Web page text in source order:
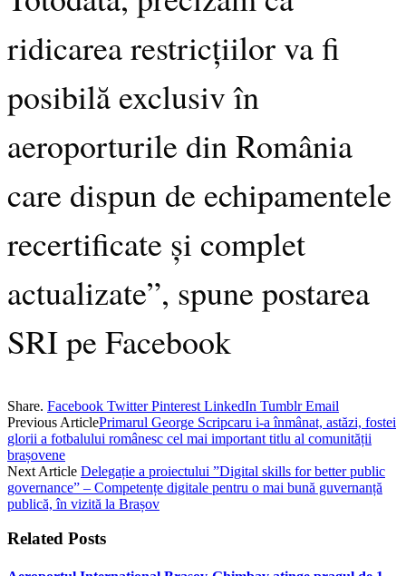
ridicarea restricțiilor va fi
posibilă exclusiv în
aeroporturile din România
care dispun de echipamentele
recertificate și complet
actualizate”, spune postarea
SRI pe Facebook
Share. Facebook Twitter Pinterest LinkedIn Tumblr Email
Previous ArticlePrimarul George Scripcaru i-a înmânat, astăzi, fostei
glorii a fotbalului românesc cel mai important titlu al comunității
brașovene
Next Article Delegație a proiectului ”Digital skills for better public
governance” – Competențe digitale pentru o mai bună guvernanță
publică, în vizită la Brașov
Related Posts